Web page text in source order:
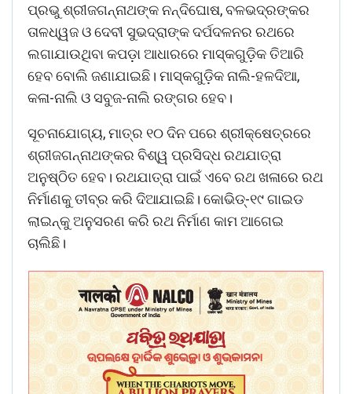
ପ୍ରଭୁ ଶ୍ରୀଜଗନ୍ନାଥଙ୍କ ନନ୍ଦିଘୋଷ, ବଳଭଦ୍ରଙ୍କର
ତାଳଧ୍ୱଜ ଓ ଦେବୀ ସୁଭଦ୍ରାଙ୍କ ଦର୍ପଦଳନର ରଥରେ
ଲଗାଯାଉଥିବା କପଡ଼ା ଆଧାରରେ ମାସ୍କଗୁଡ଼ିକ ତିଆରି
ହେବ ବୋଲି ଜଣାଯାଇଛି। ମାସ୍କଗୁଡ଼ିକ ନାଲି-ହଳଦିଆ,
କଳା-ନାଲି ଓ ସବୁଜ-ନାଲି ରଙ୍ଗର ହେବ।
ସୂଚନାଯୋଗ୍ୟ, ମାତ୍ର ୧୦ ଦିନ ପରେ ଶ୍ରୀକ୍ଷେତ୍ରରେ
ଶ୍ରୀଜଗନ୍ନାଥଙ୍କର ବିଶ୍ୱ ପ୍ରସିଦ୍ଧ ରଥଯାତ୍ରା
ଅନୁଷ୍ଠିତ ହେବ। ରଥଯାତ୍ରା ପାଇଁ ଏବେ ରଥ ଖଳାରେ ରଥ
ନିର୍ମାଣକୁ ତୀବ୍ର କରି ଦିଆଯାଇଛି। କୋଭିଡ୍‌-୧୯ ଗାଇଡ
ଲାଇନ୍‌କୁ ଅନୁସରଣ କରି ରଥ ନିର୍ମାଣ କାମ ଆଗେଇ
ଚାଲିଛି।